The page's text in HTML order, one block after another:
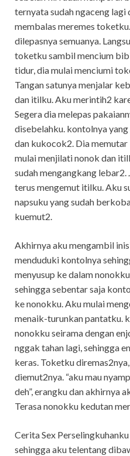
ternyata sudah ngaceng lagi
membalas meremes
dilepasnya semuanya.
toketku sambil mencium
tidur, dia mulai menciumi
Tangan satunya menjalar
dan itilku. Aku merintih2
Segera dia melepas
disebelahku. kontolnya
dan kukocok2. Dia
mulai menjilati nonok dan
sudah mengangkang
terus mengemut itilku. Aku
napsuku yang sudah
kuemut2.
Akhirnya aku mengambil
menduduki kontolnya
menyusup ke dalam
sehingga sebentar saja
ke nonokku. Aku mulai
menaik-turunkan pantatku.
nonokku seirama dengan
nggak tahan lagi, sehingga
keras. Toketku
diemut2nya. “aku mau
deh”, erangku dan akhirnya
Terasa nonokku kedutan
Cerita Sex
sehingga aku telentang